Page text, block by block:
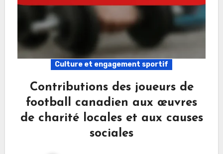
Culture et engagement sportif
Contributions des joueurs de
football canadien aux œuvres
de charité locales et aux causes
sociales